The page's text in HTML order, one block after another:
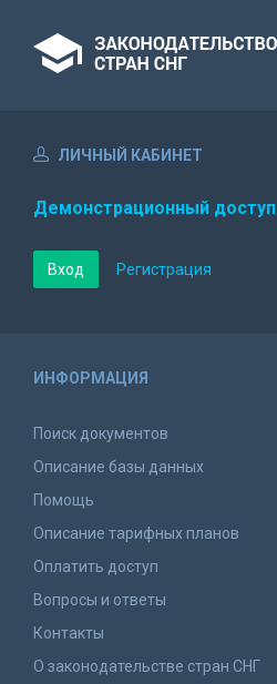
ЛИЧНЫЙ КАБИНЕТ
Демонстрационный доступ
Вход Регистрация
ИНФОРМАЦИЯ
Поиск документов
Описание базы данных
Помощь
Описание тарифных планов
Оплатить доступ
Вопросы и ответы
Контакты
О законодательстве стран СНГ